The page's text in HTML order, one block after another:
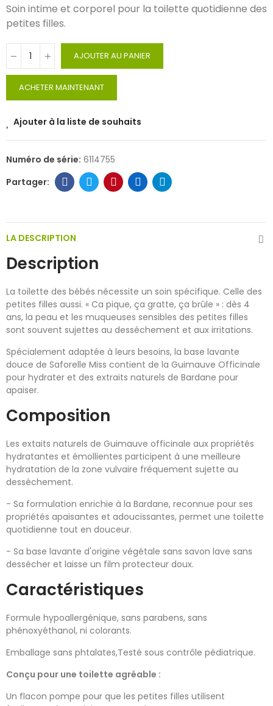
Soin intime et corporel pour la toilette quotidienne des
petites filles.
AJOUTER AU PANIER
ACHETER MAINTENANT
Ajouter à la liste de souhaits
Numéro de série: 6114755
LA DESCRIPTION
Description
La toilette des bébés nécessite un soin spécifique. Celle des
petites filles aussi. « Ca pique, ça gratte, ça brûle » : dès 4
ans, la peau et les muqueuses sensibles des petites filles
sont souvent sujettes au desséchement et aux irritations.
Spécialement adaptée à leurs besoins, la base lavante
douce de Saforelle Miss contient de la Guimauve Officinale
pour hydrater et des extraits naturels de Bardane pour
apaiser.
Composition
Les extaits naturels de Guimauve officinale aux propriétés
hydratantes et émollientes participent à une meilleure
hydratation de la zone vulvaire fréquement sujette au
desséchement.
- Sa formulation enrichie à la Bardane, reconnue pour ses
propriétés apaisantes et adoucissantes, permet une toilette
quotidienne tout en douceur.
- Sa base lavante d'origine végétale sans savon lave sans
dessécher et laisse un film protecteur doux.
Caractéristiques
Formule hypoallergénique, sans parabens, sans
phénoxyéthanol, ni colorants.
Emballage sans phtalates,Testé sous contrôle pédiatrique.
Conçu pour une toilette agréable :
Un flacon pompe pour que les petites filles utilisent